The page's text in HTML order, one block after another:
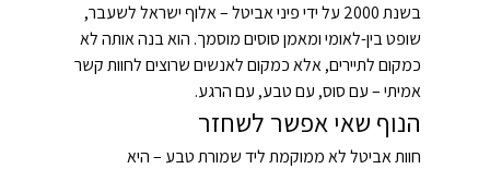
בשנת 2000 על ידי פיני אביטל – אלוף ישראל לשעבר,
שופט בין-לאומי ומאמן סוסים מוסמך. הוא בנה אותה לא
כמקום לתיירים, אלא כמקום לאנשים שרוצים לחוות קשר
אמיתי – עם סוס, עם טבע, עם הרגע.
הנוף שאי אפשר לשחזר
חוות אביטל לא ממוקמת ליד שמורת טבע – היא